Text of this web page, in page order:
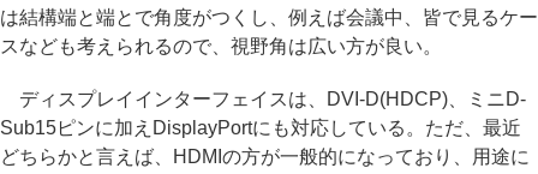
は結構端と端とで角度がつくし、例えば会議中、皆で見るケー
スなども考えられるので、視野角は広い方が良い。
ディスプレイインターフェイスは、DVI-D(HDCP)、ミニD-
Sub15ピンに加えDisplayPortにも対応している。ただ、最近
どちらかと言えば、HDMIの方が一般的になっており、用途に